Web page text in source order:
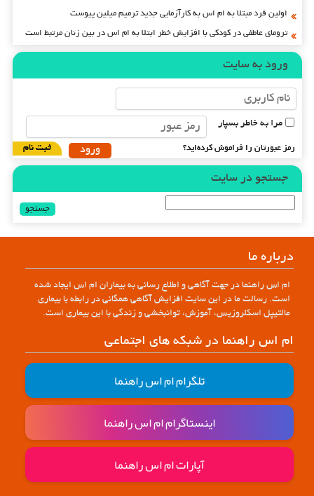
اولین فرد مبتلا به ام اس به کارآزمایی جدید ترمیم میلین پیوست
ترومای عاطفی در کودکی با افزایش خطر ابتلا به ام اس در بین زنان مرتبط است
ورود به سایت
مرا به خاطر بسپار
رمز عبورتان را فراموش کرده‌اید؟ ثبت نام
جستجو در سایت
برای:
درباره ما
ام اس راهنما در جهت آگاهی و اطلاع رسانی به بیماران ام اس ایجاد شده
است. رسالت ما در این سایت افزایش آگاهی همگانی در رابطه با بیماری
مالتیپل اسکلروزیس، آموزش، توانبخشی و زندگی با این بیماری است.
ام اس راهنما در شبکه های اجتماعی
تلگرام ام اس راهنما
اینستاگرام ام اس راهنما
آپارات ام اس راهنما